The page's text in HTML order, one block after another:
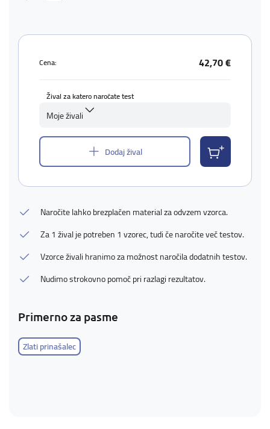
Cena: 42,70 €
Žival za katero naročate test
Moje živali
Dodaj žival
Naročite lahko brezplačen material za odvzem vzorca.
Za 1 žival je potreben 1 vzorec, tudi če naročite več testov.
Vzorce živali hranimo za možnost naročila dodatnih testov.
Nudimo strokovno pomoč pri razlagi rezultatov.
Primerno za pasme
Zlati prinašalec